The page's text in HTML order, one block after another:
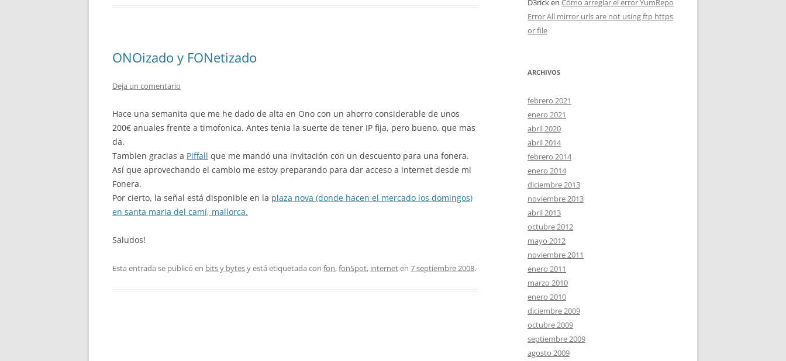
ONOizado y FONetizado
Deja un comentario
Hace una semanita que me he dado de alta en Ono con un ahorro considerable de unos
200€ anuales frente a timofonica. Antes tenia la suerte de tener IP fija, pero bueno, que mas
da.
Tambien gracias a Piffall que me mandó una invitación con un descuento para una fonera.
Así que aprovechando el cambio me estoy preparando para dar acceso a internet desde mi
Fonera.
Por cierto, la señal está disponible en la plaza nova (donde hacen el mercado los domingos)
en santa maria del camí, mallorca.
Saludos!
Esta entrada se publicó en bits y bytesy está etiquetada con fon,fonSpot, interneten 7 septiembre 2008.
D3ricken Cómo arreglar el error YumRepo
Error All mirror urls are not using ftp https
or file
ARCHIVOS
febrero 2021
enero 2021
abril 2020
abril 2014
febrero 2014
enero 2014
diciembre 2013
noviembre 2013
abril 2013
octubre 2012
mayo 2012
noviembre 2011
enero 2011
marzo 2010
enero 2010
diciembre 2009
octubre 2009
septiembre 2009
agosto 2009